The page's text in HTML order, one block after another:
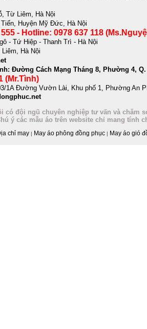
Từ Liêm, Hà Nội
Huyện Mỹ Đức, Hà Nội
- Hotline: 0978 637 118
- Tứ Hiệp - Thanh Trì - Hà Nội
Hà Nội
Đường Cách Mạng Tháng 8, Phường 4,
(Mr.Tình)
1A Đường Vườn Lài, Khu phố 1, Phường An
có đội ngũ chuyên nghiệp tư vấn và chăm
ý các mẫu áo trên website chỉ mang tính
chỉ may | May áo phông đồng phục | May áo gió